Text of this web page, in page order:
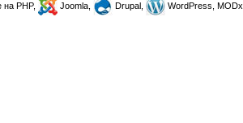
на PHP, Joomla, Drupal, WordPress, MODx.